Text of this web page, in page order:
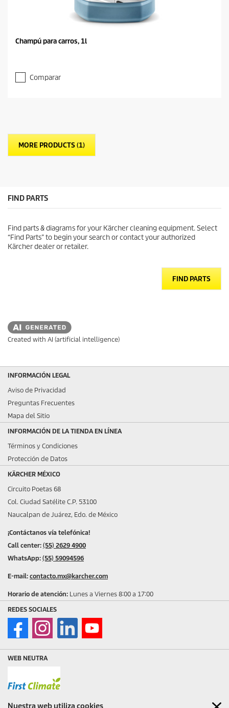
Nuestra web utiliza cookies
Champú para carros, 1l
Comparar
MORE PRODUCTS (1)
FIND PARTS
Find parts & diagrams for your Kärcher cleaning equipment. Select
“Find Parts” to begin your search or contact your authorized
Kärcher dealer or retailer.
FIND PARTS
Created with AI (artificial intelligence)
INFORMACIÓN LEGAL
Aviso de Privacidad
Preguntas Frecuentes
Mapa del Sitio
INFORMACIÓN DE LA TIENDA EN LÍNEA
Términos y Condiciones
Protección de Datos
KÄRCHER MÉXICO
Circuito Poetas 68
Col. Ciudad Satélite C.P. 53100
Naucalpan de Juárez, Edo. de México
¡Contáctanos vía telefónica!
Call center: (55) 2629 4900
WhatsApp: (55) 59094596
E-mail: contacto.mx@karcher.com
Horario de atención: Lunes a Viernes 8:00 a 17:00
REDES SOCIALES
WEB NEUTRA